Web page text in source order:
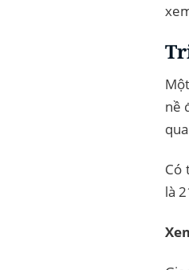
nề
Có
là